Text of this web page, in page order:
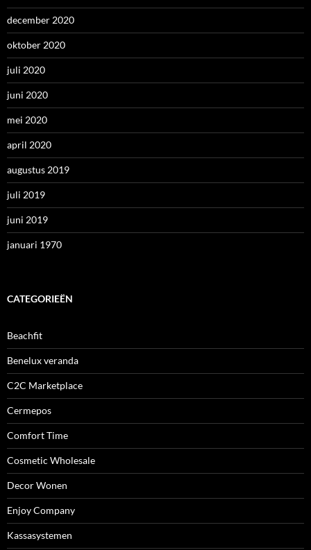
december 2020
oktober 2020
juli 2020
juni 2020
mei 2020
april 2020
augustus 2019
juli 2019
juni 2019
januari 1970
CATEGORIEËN
Beachfit
Benelux veranda
C2C Marketplace
Cermepos
Comfort Time
Cosmetic Wholesale
Decor Wonen
Enjoy Company
Kassasystemen